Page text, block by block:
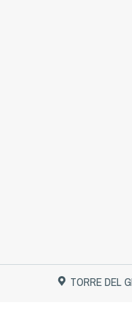
TORRE DEL